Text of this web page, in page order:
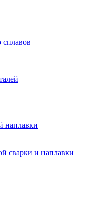
наплавки
сварки и наплавки